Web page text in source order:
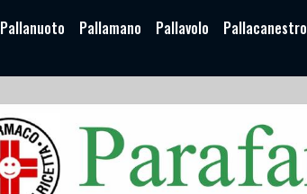
Pallanuoto Pallamano Pallavolo Pallacanestro